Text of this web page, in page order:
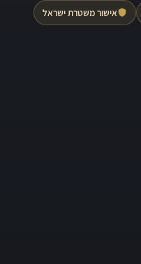
אישור משטרת ישראל